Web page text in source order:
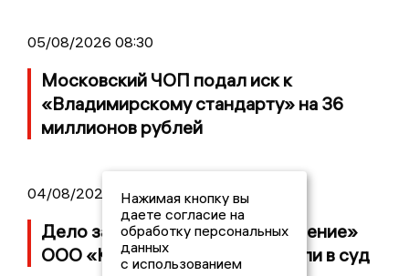
05/08/2026 08:30
Московский ЧОП подал иск к
«Владимирскому стандарту» на 36
миллионов рублей
04/08/2026 15:40
Дело застройщика ЖК «Поколение»
ООО «Капитал Строй» передали в суд
Нажимая кнопку вы
даете согласие на
обработку персональных
данных
с использованием